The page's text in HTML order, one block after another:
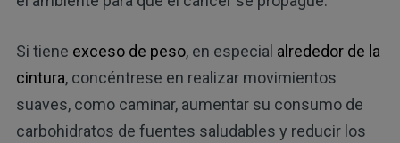
Si tiene exceso de peso, en especial alrededor de la
cintura, concéntrese en realizar movimientos
suaves, como caminar, aumentar su consumo de
carbohidratos de fuentes saludables y reducir los